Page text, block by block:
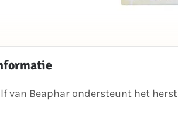
van Beaphar ondersteunt het